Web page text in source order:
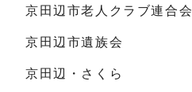
京田辺市老人クラブ連合会
京田辺市遺族会
京田辺・さくら